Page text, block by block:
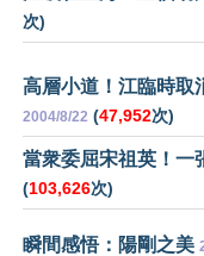
次)
高層小道！江臨時取
2004/8/22 (47,952次)
當衆委屈宋祖英！一
(103,626次)
瞬間感悟：陽剛之美